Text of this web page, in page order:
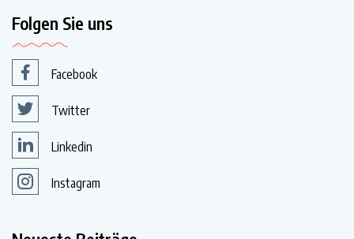
Folgen Sie uns
Facebook
Twitter
Linkedin
Instagram